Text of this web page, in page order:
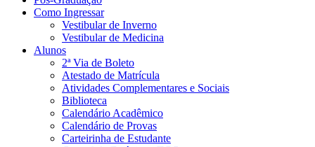
Como Ingressar
Vestibular de Inverno
Vestibular de Medicina
Alunos
2ª Via de Boleto
Atestado de Matrícula
Atividades Complementares e Sociais
Biblioteca
Calendário Acadêmico
Calendário de Provas
Carteirinha de Estudante